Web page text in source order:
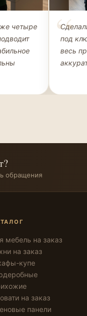
четыре
под
весь
обращения
мебель на заказ
на заказ
купе
на заказ
панели